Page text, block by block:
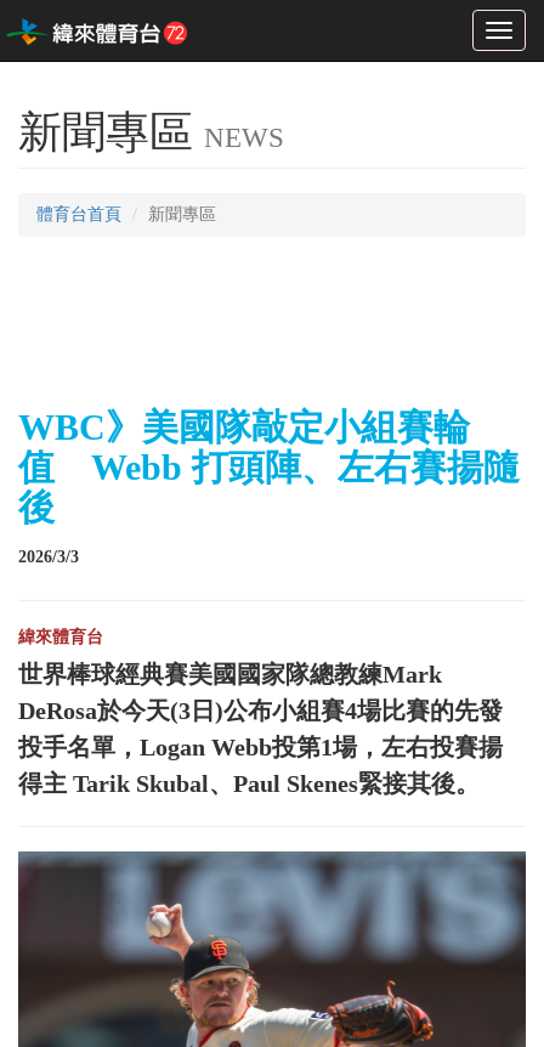
Toggle
新聞專區 NEWS
體育台首頁 新聞專區
WBC》美國隊敲定小組賽輪
值 Webb 打頭陣、左右賽揚隨
後
2026/3/3
緯來體育台
世界棒球經典賽美國國家隊總教練Mark
DeRosa於今天(3日)公布小組賽4場比賽的先發
投手名單，Logan Webb投第1場，左右投賽揚
得主 Tarik Skubal、Paul Skenes緊接其後。